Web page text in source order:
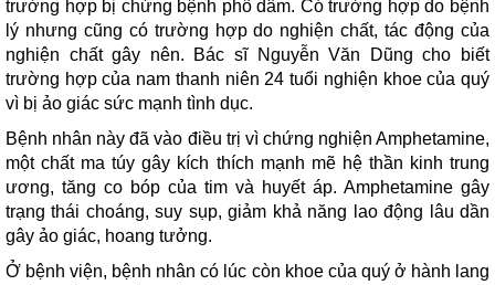
trường hợp bị chứng bệnh phô dâm. Có trường hợp do bệnh
lý nhưng cũng có trường hợp do nghiện chất, tác động của
nghiện chất gây nên. Bác sĩ Nguyễn Văn Dũng cho biết
trường hợp của nam thanh niên 24 tuổi nghiện khoe của quý
vì bị ảo giác sức mạnh tình dục.
Bệnh nhân này đã vào điều trị vì chứng nghiện Amphetamine,
một chất ma túy gây kích thích mạnh mẽ hệ thần kinh trung
ương, tăng co bóp của tim và huyết áp. Amphetamine gây
trạng thái choáng, suy sụp, giảm khả năng lao động lâu dần
gây ảo giác, hoang tưởng.
Ở bệnh viện, bệnh nhân có lúc còn khoe của quý ở hành lang